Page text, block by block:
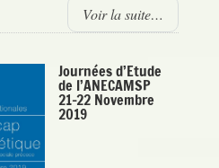
Voir la suite…
Journées d’Etude
de l’ANECAMSP
21-22 Novembre
2019